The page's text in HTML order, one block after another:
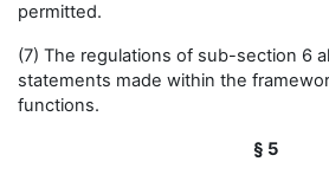
permitted.
(7) The regulations of sub-section 6
statements made within the
functions.
§ 5